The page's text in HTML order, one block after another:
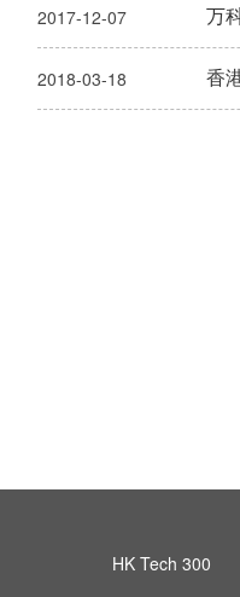
2017-12-07 万
2018-03-18 香
HK Tech 300